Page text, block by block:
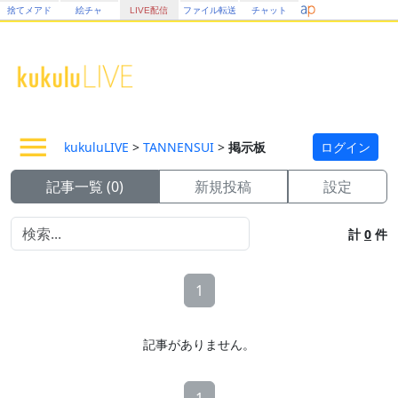
捨てメアド 絵チャ LIVE配信 ファイル転送 チャット
kukuluLIVE > TANNENSUI > 掲示板 ログイン
記事一覧 (0) 新規投稿 設定
計0 件
1
記事がありません。